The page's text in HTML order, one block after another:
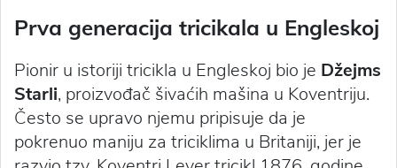
Prva generacija tricikala u Engleskoj
Pionir u istoriji tricikla u Engleskoj bio je Džejms
Starli, proizvođač šivaćih mašina u Koventriju.
Često se upravo njemu pripisuje da je
pokrenuo maniju za triciklima u Britaniji, jer je